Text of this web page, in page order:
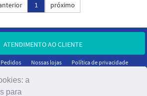
1 próximo
ATENDIMENTO AO CLIENTE
Pedidos Nossas lojas Política de privacidade
a
para